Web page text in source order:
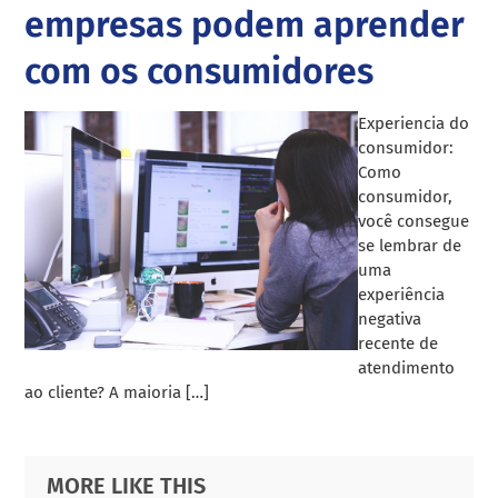
empresas podem aprender
com os consumidores
Experiencia do
consumidor:
Como
consumidor,
você consegue
se lembrar de
uma
experiência
negativa
recente de
atendimento
ao cliente? A maioria […]
Primary
Footer
MORE LIKE THIS